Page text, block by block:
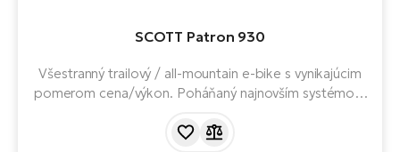
SCOTT Patron 930
Všestranný trailový / all-mountain e-bike s vynikajúcim
pomerom cena/výkon. Poháňaný najnovším systémom
radením. Premyslená konštrukcia a dizajn. 150 mm zdvih